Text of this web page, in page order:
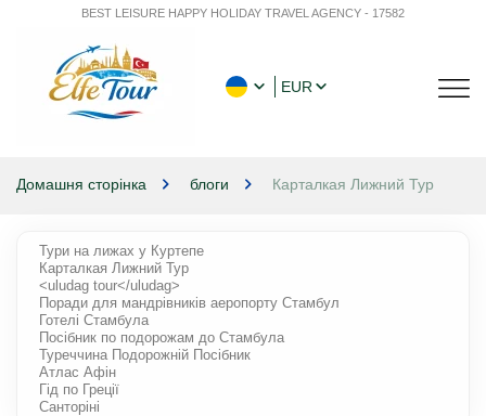
BEST LEISURE HAPPY HOLIDAY TRAVEL AGENCY - 17582
EUR
Домашня сторінка блоги Карталкая Лижний Тур
Тури на лижах у Куртепе
Карталкая Лижний Тур
<uludag tour</uludag>
Поради для мандрівників аеропорту Стамбул
Готелі Стамбула
Посібник по подорожам до Стамбула
Туреччина Подорожній Посібник
Атлас Афін
Гід по Греції
Санторіні